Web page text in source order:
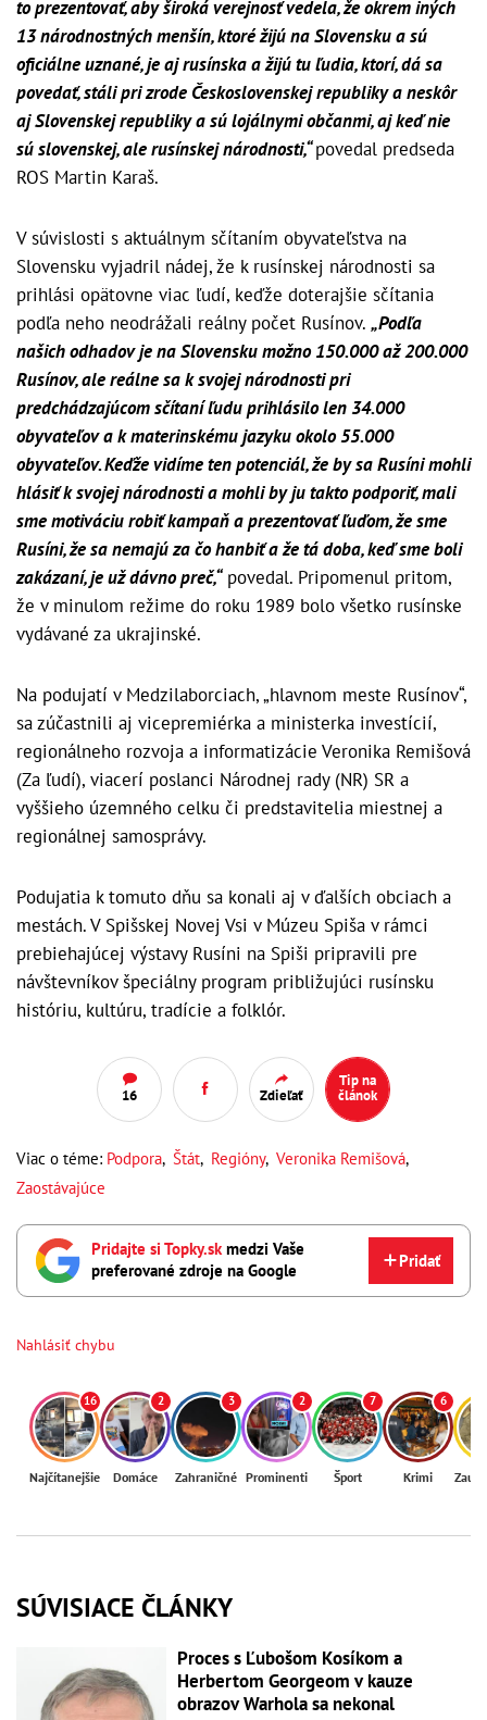
to prezentovať, aby široká verejnosť vedela, že okrem iných
13 národnostných menšín, ktoré žijú na Slovensku a sú
oficiálne uznané, je aj rusínska a žijú tu ľudia, ktorí, dá sa
povedať, stáli pri zrode Československej republiky a neskôr
aj Slovenskej republiky a sú lojálnymi občanmi, aj keď nie
sú slovenskej, ale rusínskej národnosti,“povedal predseda
ROS Martin Karaš.
V súvislosti s aktuálnym sčítaním obyvateľstva na
Slovensku vyjadril nádej, že k rusínskej národnosti sa
prihlási opätovne viac ľudí, keďže doterajšie sčítania
podľa neho neodrážali reálny počet Rusínov. „Podľa
našich odhadov je na Slovensku možno 150.000 až 200.000
Rusínov, ale reálne sa k svojej národnosti pri
predchádzajúcom sčítaní ľudu prihlásilo len 34.000
obyvateľov a k materinskému jazyku okolo 55.000
obyvateľov. Keďže vidíme ten potenciál, že by sa Rusíni mohli
hlásiť k svojej národnosti a mohli by ju takto podporiť, mali
sme motiváciu robiť kampaň a prezentovať ľuďom, že sme
Rusíni, že sa nemajú za čo hanbiť a že tá doba, keď sme boli
zakázaní, je už dávno preč,“povedal. Pripomenul pritom,
že v minulom režime do roku 1989 bolo všetko rusínske
vydávané za ukrajinské.
Na podujatí v Medzilaborciach, „hlavnom meste Rusínov“,
sa zúčastnili aj vicepremiérka a ministerka investícií,
regionálneho rozvoja a informatizácie Veronika Remišová
(Za ľudí), viacerí poslanci Národnej rady (NR) SR a
vyššieho územného celku či predstavitelia miestnej a
regionálnej samosprávy.
Podujatia k tomuto dňu sa konali aj v ďalších obciach a
mestách. V Spišskej Novej Vsi v Múzeu Spiša v rámci
prebiehajúcej výstavy Rusíni na Spiši pripravili pre
návštevníkov špeciálny program približujúci rusínsku
históriu, kultúru, tradície a folklór.
16 Zdieľať
Tip na
článok
Viac o téme: Podpora, Štát, Regióny, Veronika Remišová,
Zaostávajúce
Pridajte si Topky.skmedzi Vaše
preferované zdroje na Google
Pridať
Nahlásiť chybu
16
Najčítanejšie
2
Domáce
3
Zahraničné
2
Prominenti
7
Šport
6
Krimi
SÚVISIACE ČLÁNKY
Proces s Ľubošom Kosíkom a
Herbertom Georgeom v kauze
obrazov Warhola sa nekonal